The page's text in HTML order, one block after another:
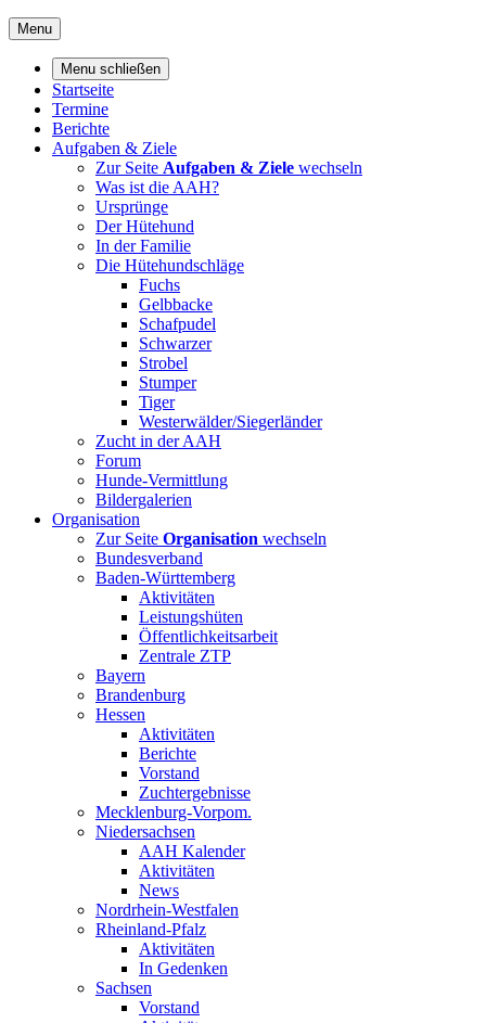
Menu
Menu schließen
Startseite
Termine
Berichte
Aufgaben & Ziele
Zur Seite Aufgaben & Ziele wechseln
Was ist die AAH?
Ursprünge
Der Hütehund
In der Familie
Die Hütehundschläge
Fuchs
Gelbbacke
Schafpudel
Schwarzer
Strobel
Stumper
Tiger
Westerwälder/Siegerländer
Zucht in der AAH
Forum
Hunde-Vermittlung
Bildergalerien
Organisation
Zur Seite Organisation wechseln
Bundesverband
Baden-Württemberg
Aktivitäten
Leistungshüten
Öffentlichkeitsarbeit
Zentrale ZTP
Bayern
Brandenburg
Hessen
Aktivitäten
Berichte
Vorstand
Zuchtergebnisse
Mecklenburg-Vorpom.
Niedersachsen
AAH Kalender
Aktivitäten
News
Nordrhein-Westfalen
Rheinland-Pfalz
Aktivitäten
In Gedenken
Sachsen
Vorstand